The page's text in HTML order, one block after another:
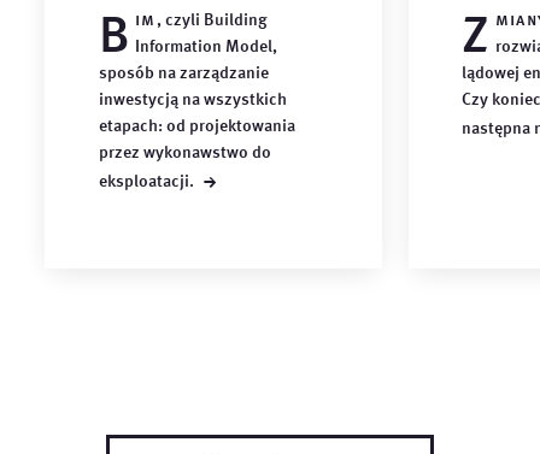
B im , czyli Building
Information Model,
sposób na zarządzanie
inwestycją na wszystkich
etapach: od projektowania
przez wykonawstwo do
eksploatacji. →
Z
lądowej
Czy
następna